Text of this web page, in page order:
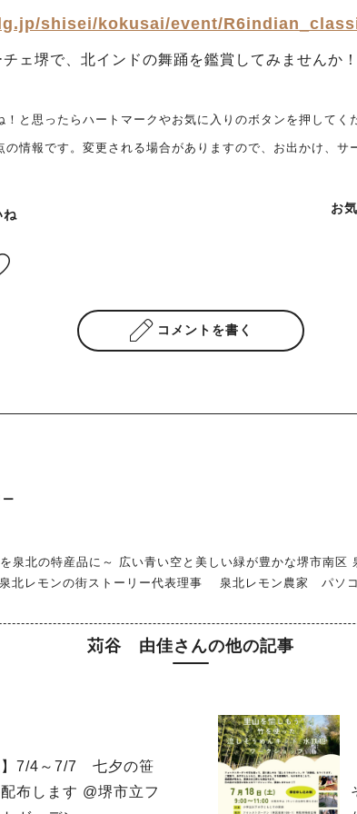
shisei/kokusai/event/
ェ堺で、北インドの舞踊を鑑賞してみませんか！
と思ったらハートマークやお気に入りのボタンを押してく
情報です。変更される場合がありますので、お出かけ、サ
ね お
コメントを書く
泉北の特産品に～ 広い青い空と美しい緑が豊かな堺市南区
泉北レモンの街ストーリー代表理事 泉北レモン農家 パソ
苅谷 由佳さんの他の記事
】7/4～7/7 七夕の笹
布します @堺市立フ